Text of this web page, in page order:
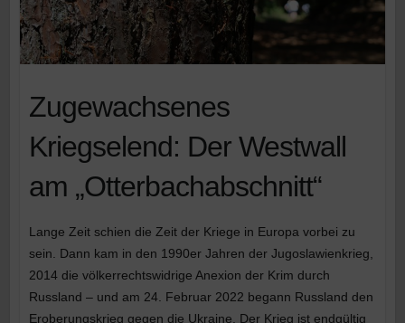
Zugewachsenes
Kriegselend: Der Westwall
am „Otterbachabschnitt“
Lange Zeit schien die Zeit der Kriege in Europa vorbei zu
sein. Dann kam in den 1990er Jahren der Jugoslawienkrieg,
2014 die völkerrechtswidrige Anexion der Krim durch
Russland – und am 24. Februar 2022 begann Russland den
Eroberungskrieg gegen die Ukraine. Der Krieg ist endgültig